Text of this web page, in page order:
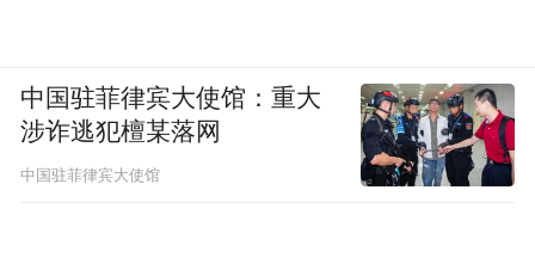
中国驻菲律宾大使馆：重大
涉诈逃犯檀某落网
中国驻菲律宾大使馆